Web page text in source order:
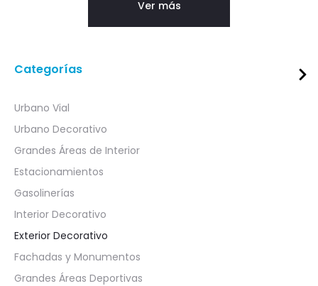
Ver más
Categorías
Urbano Vial
Urbano Decorativo
Grandes Áreas de Interior
Estacionamientos
Gasolinerías
Interior Decorativo
Exterior Decorativo
Fachadas y Monumentos
Grandes Áreas Deportivas